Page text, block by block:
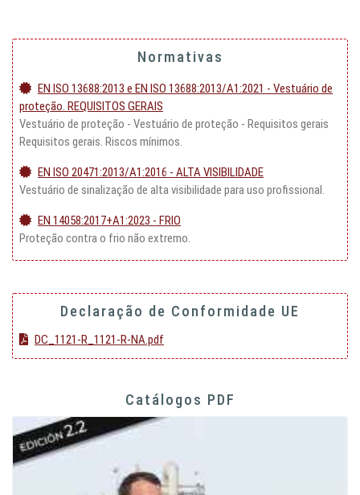
Normativas
EN ISO 13688:2013 e EN ISO 13688:2013/A1:2021 - Vestuário de
proteção. REQUISITOS GERAIS
Vestuário de proteção - Vestuário de proteção - Requisitos gerais
Requisitos gerais. Riscos mínimos.
EN ISO 20471:2013/A1:2016 - ALTA VISIBILIDADE
Vestuário de sinalização de alta visibilidade para uso profissional.
EN 14058:2017+A1:2023 - FRIO
Proteção contra o frio não extremo.
Declaração de Conformidade UE
DC_1121-R_1121-R-NA.pdf
Catálogos PDF